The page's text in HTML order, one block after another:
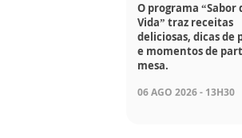
O programa “Sabor
Vida” traz receitas
deliciosas, dicas de
e momentos de
mesa.
06 AGO 2026 - 13H30